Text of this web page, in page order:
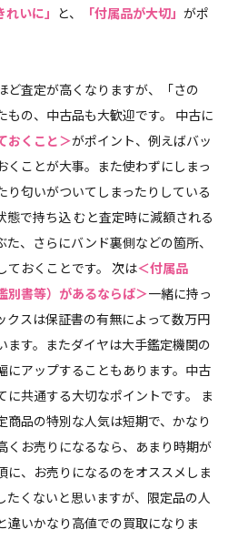
れいに」 と、 「付属品が大切」 がポ
ど査定が高くなりますが、「さの
もの、中古品も大歓迎です。 中古に
おくこと＞がポイント、例えばバッ
くことが大事。また使わずにしまっ
り匂いがついてしまったりしている
態で持ち込 むと査定時に減額される
、さらにバンド裏側などの箇所、
ておくことです。 次は＜付属品
別書等）があるならば＞一緒に持っ
クスは保証書の有無によって数万円
ます。またダイヤは大手鑑定機関の
にアップすることもあります。中古
共通する大切なポイントです。 ま
品の特別な人気は短期で、かなり
くお売りになるなら、あまり時期が
に、お売りになるのをオススメしま
くないと思いますが、限定品の人
違いかなり高値での買取になりま